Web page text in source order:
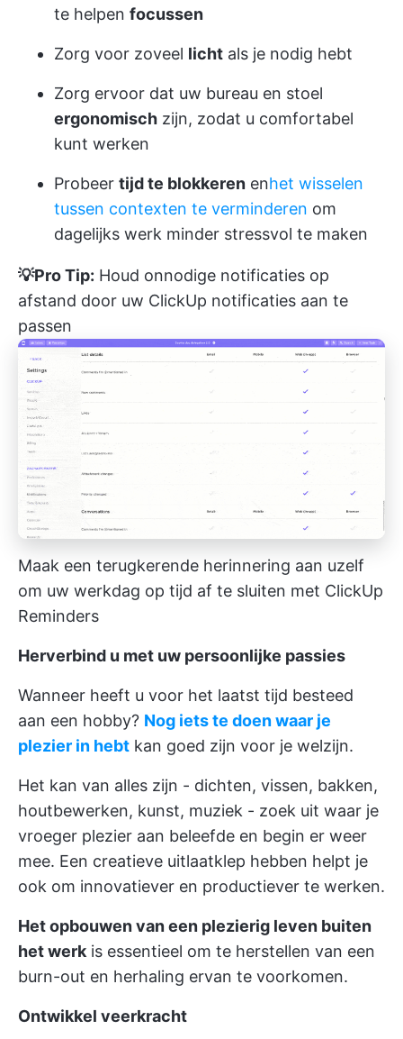
te helpen focussen
Zorg voor zoveel licht als je nodig hebt
Zorg ervoor dat uw bureau en stoel
ergonomisch zijn, zodat u comfortabel
kunt werken
Probeer tijd te blokkeren enhet wisselen
tussen contexten te verminderen om
dagelijks werk minder stressvol te maken
💡Pro Tip: Houd onnodige notificaties op
afstand door uw ClickUp notificaties aan te
passen
Maak een terugkerende herinnering aan uzelf
om uw werkdag op tijd af te sluiten met ClickUp
Reminders
Herverbind u met uw persoonlijke passies
Wanneer heeft u voor het laatst tijd besteed
aan een hobby? Nog iets te doen waar je
plezier in hebt kan goed zijn voor je welzijn.
Het kan van alles zijn - dichten, vissen, bakken,
houtbewerken, kunst, muziek - zoek uit waar je
vroeger plezier aan beleefde en begin er weer
mee. Een creatieve uitlaatklep hebben helpt je
ook om innovatiever en productiever te werken.
Het opbouwen van een plezierig leven buiten
het werkis essentieel om te herstellen van een
burn-out en herhaling ervan te voorkomen.
Ontwikkel veerkracht